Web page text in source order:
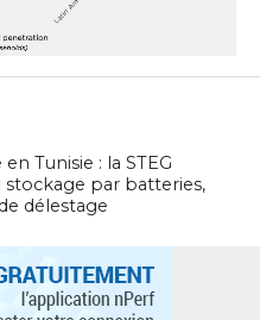
Tunisie : la STEG
stockage par batteries,
délestage